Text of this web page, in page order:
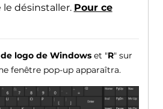
désinstaller. Pour ce
logo de Windowset "R" sur
fenêtre pop-up apparaîtra.